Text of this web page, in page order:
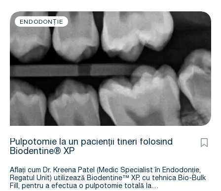
ENDODONȚIE
Pulpotomie la un pacienții tineri folosind
Biodentine® XP
Aflați cum Dr. Kreena Patel (Medic Specialist în Endodonție,
Regatul Unit) utilizează Biodentine™ XP, cu tehnica Bio-Bulk
Fill, pentru a efectua o pulpotomie totală la…